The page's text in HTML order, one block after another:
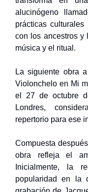
alucinógeno
prácticas
con los ancestros y
música y el ritual.
La siguiente obra
Violonchelo en Mi
el 27 de octubre
Londres,
repertorio para ese
Compuesta
obra refleja el
Inicialmente, la
popularidad en la